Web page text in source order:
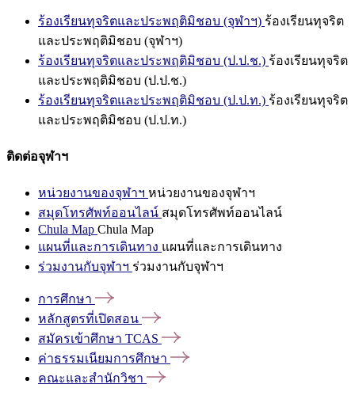
ร้องเรียนทุจริตและประพฤติมิชอบ (จุฬาฯ) ร้องเรียนทุจริต
และประพฤติมิชอบ (จุฬาฯ)
ร้องเรียนทุจริตและประพฤติมิชอบ (ป.ป.ช.) ร้องเรียนทุจริต
และประพฤติมิชอบ (ป.ป.ช.)
ร้องเรียนทุจริตและประพฤติมิชอบ (ป.ป.ท.) ร้องเรียนทุจริต
และประพฤติมิชอบ (ป.ป.ท.)
ติดต่อจุฬาฯ
หน่วยงานของจุฬาฯ หน่วยงานของจุฬาฯ
สมุดโทรศัพท์ออนไลน์ สมุดโทรศัพท์ออนไลน์
Chula Map Chula Map
แผนที่และการเดินทาง แผนที่และการเดินทาง
ร่วมงานกับจุฬาฯ ร่วมงานกับจุฬาฯ
การศึกษา
หลักสูตรที่เปิดสอน
สมัครเข้าศึกษา TCAS
ค่าธรรมเนียมการศึกษา
คณะและสำนักวิชา